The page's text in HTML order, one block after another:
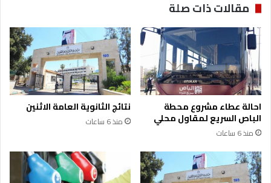
ا
ة
ف
ي
م
د
ر
س
ة
ب
إ
ر
ب
ي
ا
ل
ش
ه
ا
د
ة
ا
ع
ت
م
ا
مقالات ذات صلة
احالة عطاء مشروع محطة
الباص السريع لمقاول محلي
منذ 6 ساعات
نتائج الثانوية العامة الاثنين
منذ 6 ساعات